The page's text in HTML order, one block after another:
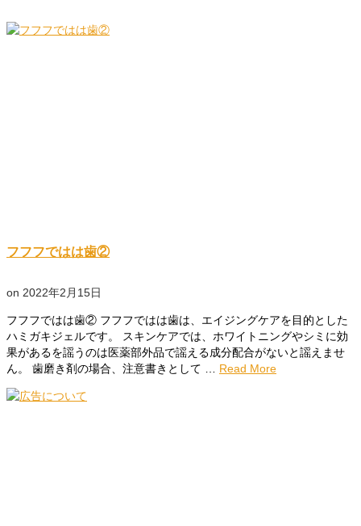
フフフではは歯②
on 2022年2月15日
フフフではは歯② フフフではは歯は、エイジングケアを目的とした
ハミガキジェルです。 スキンケアでは、ホワイトニングやシミに効
果があるを謡うのは医薬部外品で謡える成分配合がないと謡えませ
ん。 歯磨き剤の場合、注意書きとして … Read More